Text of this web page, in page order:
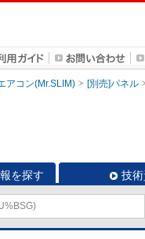
アコン(Mr.SLIM) [別売]パネル
を探す 技